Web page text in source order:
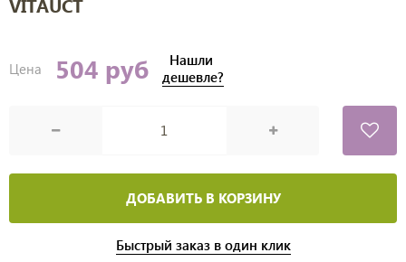
VITAUCT
Цена 504 руб
Нашли
дешевле?
ДОБАВИТЬ В КОРЗИНУ
Быстрый заказ в один клик